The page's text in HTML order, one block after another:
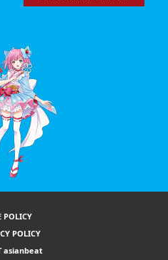
POLICY
POLICY
asianbeat